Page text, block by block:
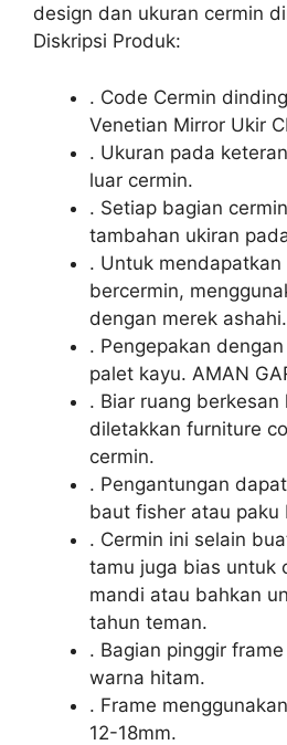
design dan ukuran cermin
Diskripsi Produk:
. Code Cermin
Venetian Mirror Ukir
. Ukuran pada
luar cermin.
. Setiap bagian
tambahan ukiran
. Untuk mendapatkan
bercermin,
dengan merek ashahi.
. Pengepakan
palet kayu. AMAN
. Biar ruang
diletakkan furniture
cermin.
. Pengantungan
baut fisher atau paku
. Cermin ini selain
tamu juga bias untuk
mandi atau bahkan
tahun teman.
. Bagian pinggir
warna hitam.
. Frame
12-18mm.